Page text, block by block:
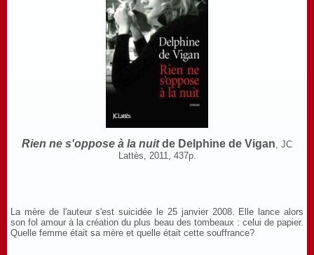
Rien ne s'oppose à la nuitde Delphine de Vigan, JC
Lattès, 2011, 437p.
La mère de l'auteur s'est suicidée le 25 janvier 2008. Elle lance alors
son fol amour à la création du plus beau des tombeaux : celui de papier.
Quelle femme était sa mère et quelle était cette souffrance?